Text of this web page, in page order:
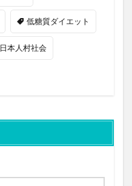
低糖質ダイエット
日本人村社会